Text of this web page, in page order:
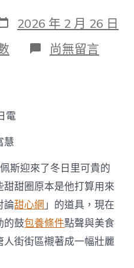
2026 年 2 月 26 日
在
〈新
專
包
養
行
情
河
畔
碰
尚無留言
電
慧
斯迎來了冬日里可貴的
甜甜圈原本是他打算用來
論甜心網」的道具，現在
的鼓包養條件點聲與美食
街街區襯著成一幅壯麗